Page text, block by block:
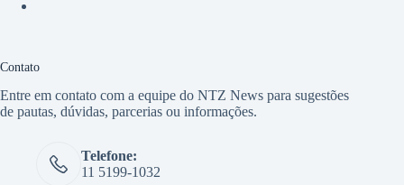
Contato
Entre em contato com a equipe do NTZ News para sugestões
de pautas, dúvidas, parcerias ou informações.
Telefone:
11 5199-1032